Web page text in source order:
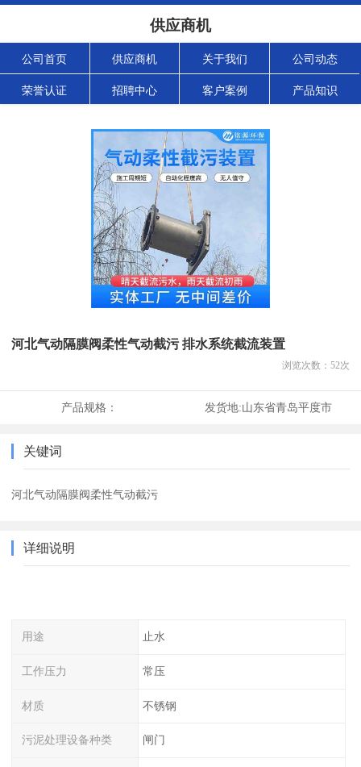
供应商机
公司首页 供应商机 关于我们 公司动态
荣誉认证 招聘中心 客户案例 产品知识
河北气动隔膜阀柔性气动截污 排水系统截流装置
浏览次数： 52次
产品规格： 发货地:山东省青岛平度市
关键词
河北气动隔膜阀柔性气动截污
详细说明
用途 止水
工作压力 常压
材质 不锈钢
污泥处理设备种类 闸门